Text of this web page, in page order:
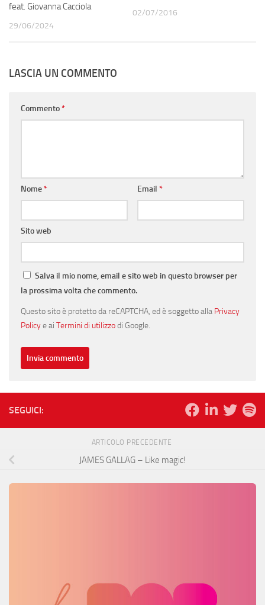
feat. Giovanna Cacciola
29/06/2024
02/07/2016
LASCIA UN COMMENTO
Commento*
Nome* Email *
Sito web
Salva il mio nome, email e sito web in questo browser per
la prossima volta che commento.
Questo sito è protetto da reCAPTCHA, ed è soggetto alla Privacy
Policye ai Termini di utilizzodi Google.
SEGUICI:
ARTICOLO PRECEDENTE
JAMES GALLAG – Like magic!